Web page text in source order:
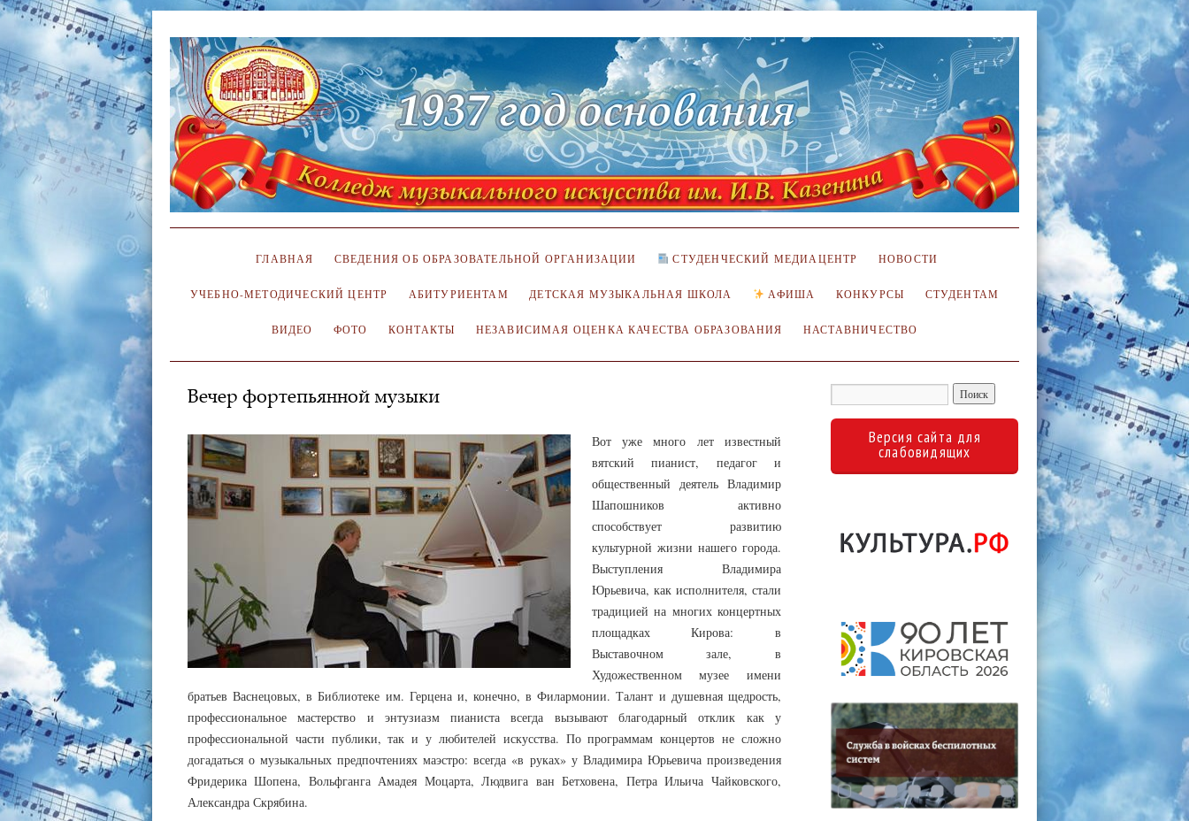
ГЛАВНАЯ СВЕДЕНИЯ ОБ ОБРАЗОВАТЕЛЬНОЙ ОРГАНИЗАЦИИ СТУДЕНЧЕСКИЙ МЕДИАЦЕНТР НОВОСТИ
УЧЕБНО-МЕТОДИЧЕСКИЙ ЦЕНТР АБИТУРИЕНТАМ ДЕТСКАЯ МУЗЫКАЛЬНАЯ ШКОЛА АФИША КОНКУРСЫ СТУДЕНТАМ
ВИДЕО ФОТО КОНТАКТЫ НЕЗАВИСИМАЯ ОЦЕНКА КАЧЕСТВА ОБРАЗОВАНИЯ НАСТАВНИЧЕСТВО
Вечер фортепьянной музыки
Вот уже много лет известный
вятский пианист, педагог и
общественный деятель Владимир
Шапошников активно
способствует развитию
культурной жизни нашего города.
Выступления Владимира
Юрьевича, как исполнителя, стали
традицией на многих концертных
площадках Кирова: в
Выставочном зале, в
Художественном музее имени
братьев Васнецовых, в Библиотеке им. Герцена и, конечно, в Филармонии. Талант и душевная щедрость,
профессиональное мастерство и энтузиазм пианиста всегда вызывают благодарный отклик как у
профессиональной части публики, так и у любителей искусства. По программам концертов не сложно
догадаться о музыкальных предпочтениях маэстро: всегда «в руках» у Владимира Юрьевича произведения
Фридерика Шопена, Вольфганга Амадея Моцарта, Людвига ван Бетховена, Петра Ильича Чайковского,
Александра Скрябина.
Версия сайта для
слабовидящих